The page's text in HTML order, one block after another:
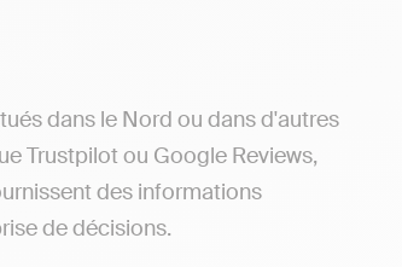
dans le Nord ou dans d'autres
Trustpilot ou Google Reviews,
des informations
de décisions.